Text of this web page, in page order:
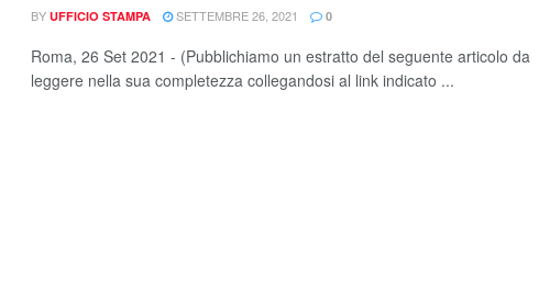
BY UFFICIO STAMPA SETTEMBRE 26, 2021 0
Roma, 26 Set 2021 - (Pubblichiamo un estratto del seguente articolo da
leggere nella sua completezza collegandosi al link indicato ...